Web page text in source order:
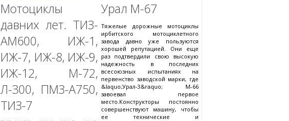
Мотоциклы
давних лет. ТИЗ-
АМ600, ИЖ-1,
ИЖ-7, ИЖ-8, ИЖ-9,
ИЖ-12, М-72,
Л-300, ПМЗ-А750,
ТИЗ-7
Урал М-67
Тяжелые дорожные мотоциклы
ирбитского мотоциклетного
завода давно уже пользуются
хорошей репутацией. Они еще
раз подтвердили свою высокую
надежность в последних
всесоюзных испытаниях на
первенство заводской марки, где
&laquo;Урал-3&raquo; М-66
завоевал первое
место.Конструкторы постоянно
совершенствуют машину, чтобы
ее технические и